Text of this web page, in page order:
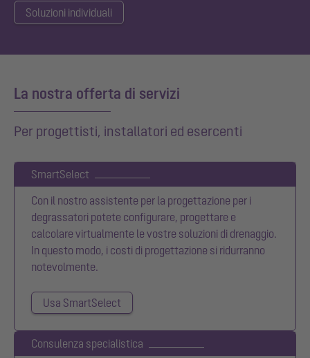
Soluzioni individuali
La nostra offerta di servizi
Per progettisti, installatori ed esercenti
SmartSelect
Con il nostro assistente per la progettazione per i
degrassatori potete configurare, progettare e
calcolare virtualmente le vostre soluzioni di drenaggio.
In questo modo, i costi di progettazione si ridurranno
notevolmente.
Usa SmartSelect
Consulenza specialistica